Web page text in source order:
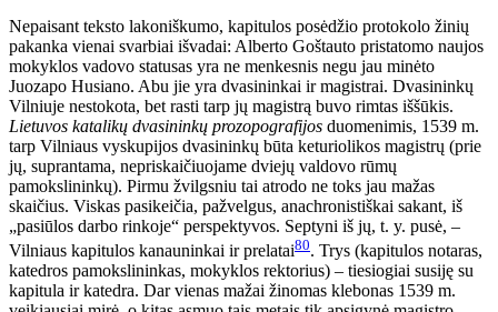
Nepaisant teksto lakoniškumo, kapitulos posėdžio protokolo žinių
pakanka vienai svarbiai išvadai: Alberto Goštauto pristatomo naujos
mokyklos vadovo statusas yra ne menkesnis negu jau minėto
Juozapo Husiano. Abu jie yra dvasininkai ir magistrai. Dvasininkų
Vilniuje nestokota, bet rasti tarp jų magistrą buvo rimtas iššūkis.
Lietuvos katalikų dvasininkų prozopografijos duomenimis, 1539 m.
tarp Vilniaus vyskupijos dvasininkų būta keturiolikos magistrų (prie
jų, suprantama, nepriskaičiuojame dviejų valdovo rūmų
pamokslininkų). Pirmu žvilgsniu tai atrodo ne toks jau mažas
skaičius. Viskas pasikeičia, pažvelgus, anachronistiškai sakant, iš
„pasiūlos darbo rinkoje“ perspektyvos. Septyni iš jų, t. y. pusė, –
Vilniaus kapitulos kanauninkai ir prelatai80. Trys (kapitulos notaras,
katedros pamokslininkas, mokyklos rektorius) – tiesiogiai susiję su
kapitula ir katedra. Dar vienas mažai žinomas klebonas 1539 m.